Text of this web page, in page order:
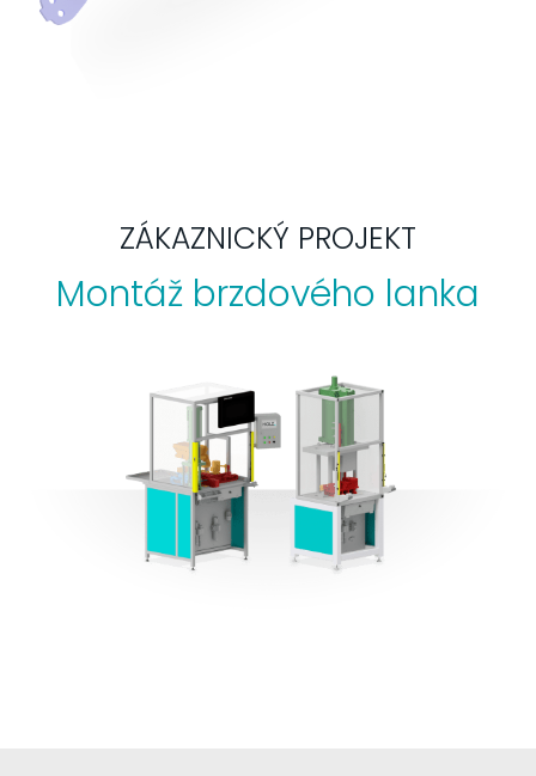
ZÁKAZNICKÝ PROJEKT
Montáž brzdového lanka